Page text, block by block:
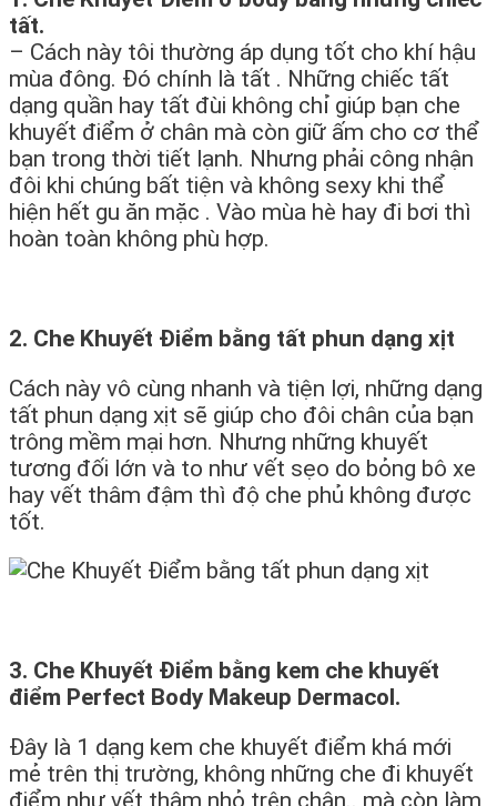
tất.
– Cách này tôi thường áp dụng tốt cho khí hậu
mùa đông. Đó chính là tất . Những chiếc tất
dạng quần hay tất đùi không chỉ giúp bạn che
khuyết điểm ở chân mà còn giữ ấm cho cơ thể
bạn trong thời tiết lạnh. Nhưng phải công nhận
đôi khi chúng bất tiện và không sexy khi thể
hiện hết gu ăn mặc . Vào mùa hè hay đi bơi thì
hoàn toàn không phù hợp.
2. Che Khuyết Điểm bằng tất phun dạng xịt
Cách này vô cùng nhanh và tiện lợi, những dạng
tất phun dạng xịt sẽ giúp cho đôi chân của bạn
trông mềm mại hơn. Nhưng những khuyết
tương đối lớn và to như vết sẹo do bỏng bô xe
hay vết thâm đậm thì độ che phủ không được
tốt.
3. Che Khuyết Điểm bằng kem che khuyết
điểm Perfect Body Makeup Dermacol.
Đây là 1 dạng kem che khuyết điểm khá mới
mẻ trên thị trường, không những che đi khuyết
điểm như vết thâm nhỏ trên chân.. mà còn làm